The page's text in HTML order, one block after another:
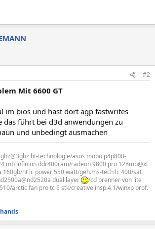
#2
Mit 6600 GT
im bios und hast dort agp fastwrites
das führt bei d3d anwendungen zu
und unbedingt ausmachen
ht-technologie/asus mobo p4p800-
mb infinion ddr400ram/radeon 9800 pro 128mb@xt
160gb/nt lc power 550 watt/geh.ms-tech lc 400/sat
dual layer
/cd brenner von lite
arctic fan pro tc 5 stk/creative insp.4.1/winxp prof.